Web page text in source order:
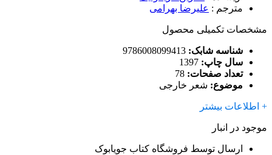
مترجم : علیرضا بهرامی
مشخصات تکمیلی محصول
شناسه شابک:
سال چاپ:
تعداد صفحات:
موضوع: شعر خارجی
+ اطلاعات بیشتر
موجود در انبار
ارسال توسط فروشگاه کتاب جویابوک